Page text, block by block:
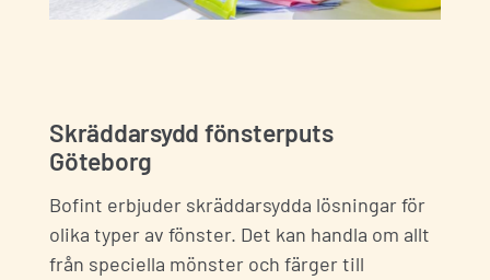
Skräddarsydd fönsterputs
Göteborg
Bofint erbjuder skräddarsydda lösningar för
olika typer av fönster. Det kan handla om allt
från speciella mönster och färger till